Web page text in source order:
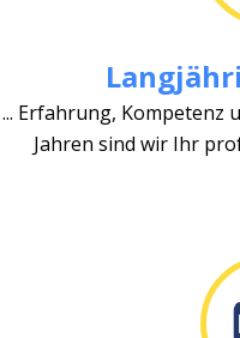
... Erfahrung, Kompetenz
Jahren sind wir Ihr